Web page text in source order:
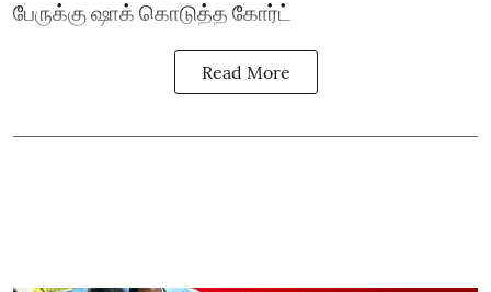
பேருக்கு ஷாக் கொடுத்த கோர்ட்
Read More